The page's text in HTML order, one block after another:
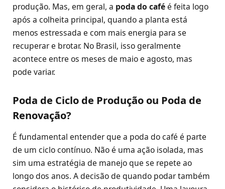
produção. Mas, em geral, a poda do caféé feita logo
após a colheita principal, quando a planta está
menos estressada e com mais energia para se
recuperar e brotar. No Brasil, isso geralmente
acontece entre os meses de maio e agosto, mas
pode variar.
Poda de Ciclo de Produção ou Poda de
Renovação?
É fundamental entender que a poda do café é parte
de um ciclo contínuo. Não é uma ação isolada, mas
sim uma estratégia de manejo que se repete ao
longo dos anos. A decisão de quando podar também